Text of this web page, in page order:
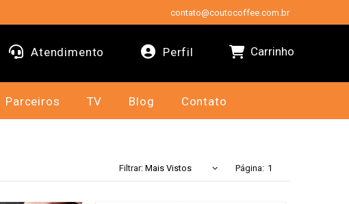
contato@coutocoffee.com.br
Atendimento Perfil Carrinho
Parceiros TV Blog Contato
Filtrar: Página: